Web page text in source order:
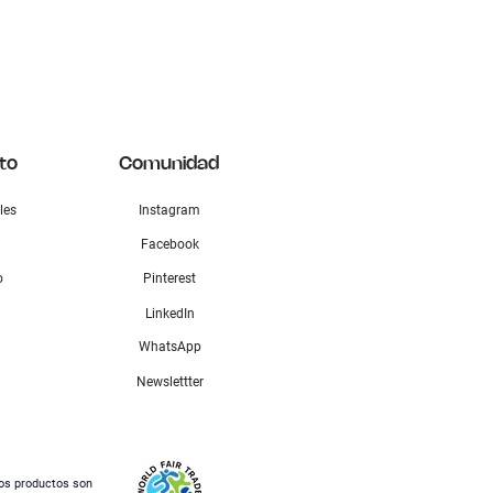
Comunidad
Instagram
Facebook
Pinterest
LinkedIn
WhatsApp
Newslettter
productos son